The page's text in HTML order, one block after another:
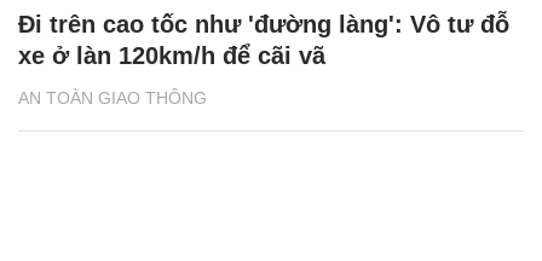
AN TOÀN GIAO THÔNG
Đi trên cao tốc như 'đường làng': Vô tư đỗ
xe ở làn 120km/h để cãi vã